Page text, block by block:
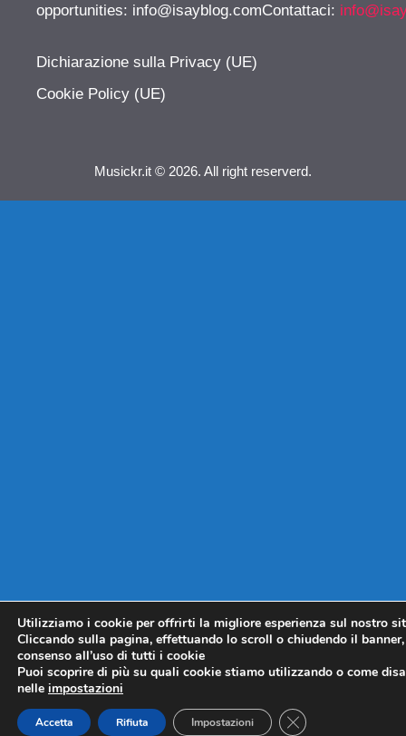
opportunities: info@isayblog.comContattaci:
Dichiarazione sulla Privacy (UE)
Cookie Policy (UE)
Musickr.it © 2026. All right reserverd.
Utilizziamo i cookie per offrirti la migliore esperienza sul nostro
Cliccando sulla pagina, effettuando lo scroll o chiudendo il
consenso all’uso di tutti i cookie
Puoi scoprire di più su quali cookie stiamo utilizzando o come
nelle impostazioni
Accetta Rifiuta Impostazioni CLOSE GDPR